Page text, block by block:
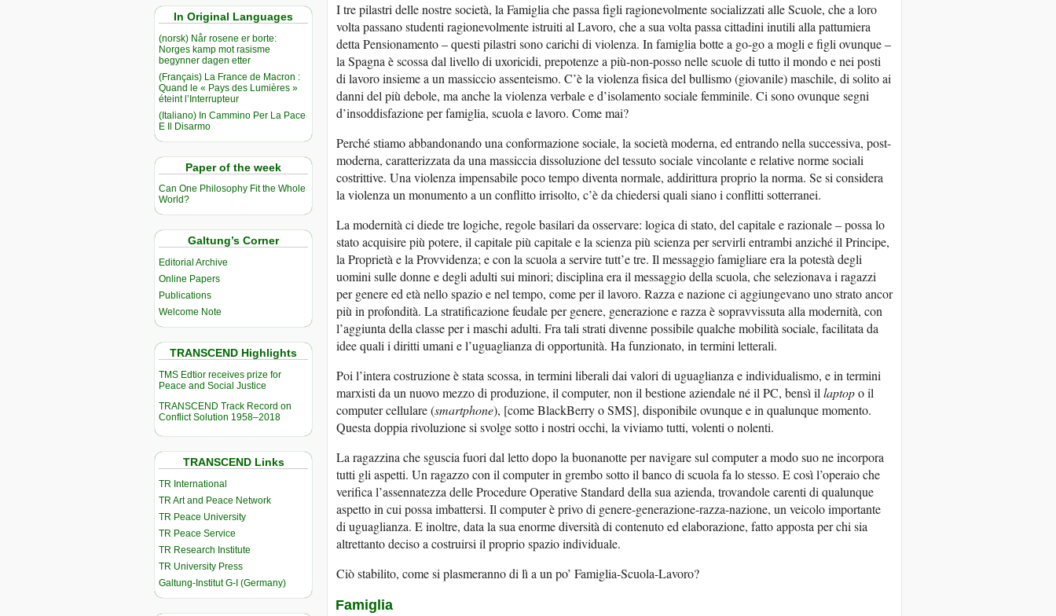
In Original Languages
(norsk) Når rosene er borte:
Norges kamp mot rasisme
begynner dagen etter
(Français) La France de Macron :
Quand le « Pays des Lumières »
éteint l’Interrupteur
(Italiano) In Cammino Per La Pace
E Il Disarmo
Paper of the week
Can One Philosophy Fit the Whole
World?
Galtung’s Corner
Editorial Archive
Online Papers
Publications
Welcome Note
TRANSCEND Highlights
TMS Edtior receives prize for
Peace and Social Justice
TRANSCEND Track Record on
Conflict Solution 1958–2018
TRANSCEND Links
TR International
TR Art and Peace Network
TR Peace University
TR Peace Service
TR Research Institute
TR University Press
Galtung-Institut G-I (Germany)
I tre pilastri delle nostre società, la Famiglia che passa figli ragionevolmente socializzati alle Scuole, che a loro
volta passano studenti ragionevolmente istruiti al Lavoro, che a sua volta passa cittadini inutili alla pattumiera
detta Pensionamento – questi pilastri sono carichi di violenza. In famiglia botte a go-go a mogli e figli ovunque –
la Spagna è scossa dal livello di uxoricidi, prepotenze a più-non-posso nelle scuole di tutto il mondo e nei posti
di lavoro insieme a un massiccio assenteismo. C’è la violenza fisica del bullismo (giovanile) maschile, di solito ai
danni del più debole, ma anche la violenza verbale e d’isolamento sociale femminile. Ci sono ovunque segni
d’insoddisfazione per famiglia, scuola e lavoro. Come mai?
Perché stiamo abbandonando una conformazione sociale, la società moderna, ed entrando nella successiva, post-
moderna, caratterizzata da una massiccia dissoluzione del tessuto sociale vincolante e relative norme sociali
costrittive. Una violenza impensabile poco tempo diventa normale, addirittura proprio la norma. Se si considera
la violenza un monumento a un conflitto irrisolto, c’è da chiedersi quali siano i conflitti sotterranei.
La modernità ci diede tre logiche, regole basilari da osservare: logica di stato, del capitale e razionale – possa lo
stato acquisire più potere, il capitale più capitale e la scienza più scienza per servirli entrambi anziché il Principe,
la Proprietà e la Provvidenza; e con la scuola a servire tutt’e tre. Il messaggio famigliare era la potestà degli
uomini sulle donne e degli adulti sui minori; disciplina era il messaggio della scuola, che selezionava i ragazzi
per genere ed età nello spazio e nel tempo, come per il lavoro. Razza e nazione ci aggiungevano uno strato ancor
più in profondità. La stratificazione feudale per genere, generazione e razza è sopravvissuta alla modernità, con
l’aggiunta della classe per i maschi adulti. Fra tali strati divenne possibile qualche mobilità sociale, facilitata da
idee quali i diritti umani e l’uguaglianza di opportunità. Ha funzionato, in termini letterali.
Poi l’intera costruzione è stata scossa, in termini liberali dai valori di uguaglianza e individualismo, e in termini
marxisti da un nuovo mezzo di produzione, il computer, non il bestione aziendale né il PC, bensì il laptopo il
computer cellulare (smartphone), [come BlackBerry o SMS], disponibile ovunque e in qualunque momento.
Questa doppia rivoluzione si svolge sotto i nostri occhi, la viviamo tutti, volenti o nolenti.
La ragazzina che sguscia fuori dal letto dopo la buonanotte per navigare sul computer a modo suo ne incorpora
tutti gli aspetti. Un ragazzo con il computer in grembo sotto il banco di scuola fa lo stesso. E così l’operaio che
verifica l’assennatezza delle Procedure Operative Standard della sua azienda, trovandole carenti di qualunque
aspetto in cui possa imbattersi. Il computer è privo di genere-generazione-razza-nazione, un veicolo importante
di uguaglianza. E inoltre, data la sua enorme diversità di contenuto ed elaborazione, fatto apposta per chi sia
altrettanto deciso a costruirsi il proprio spazio individuale.
Ciò stabilito, come si plasmeranno di lì a un po’ Famiglia-Scuola-Lavoro?
Famiglia